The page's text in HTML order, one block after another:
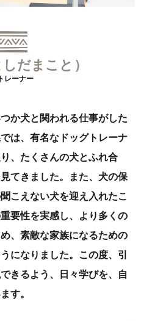
だまこと）
レーナー
か犬と関われる仕事がした
は、有名なドッグトレーナ
、たくさんの犬とふれ合
てきました。また、犬の保
こえない犬を迎え入れたこ
要性を実感し、より多くの
、素敵な家族になるための
になりました。この度、引
きるよう、日々学びを、自
す。